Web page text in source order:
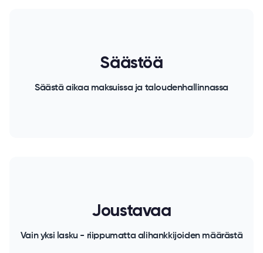
Säästöä
Säästä aikaa maksuissa ja taloudenhallinnassa
Joustavaa
Vain yksi lasku - riippumatta alihankkijoiden määrästä